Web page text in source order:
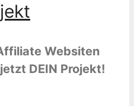
Websiten
DEIN Projekt!